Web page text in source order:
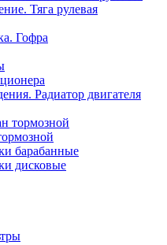
Тяга рулевая
Гофра
Радиатор двигателя
тормозной
барабанные
дисковые